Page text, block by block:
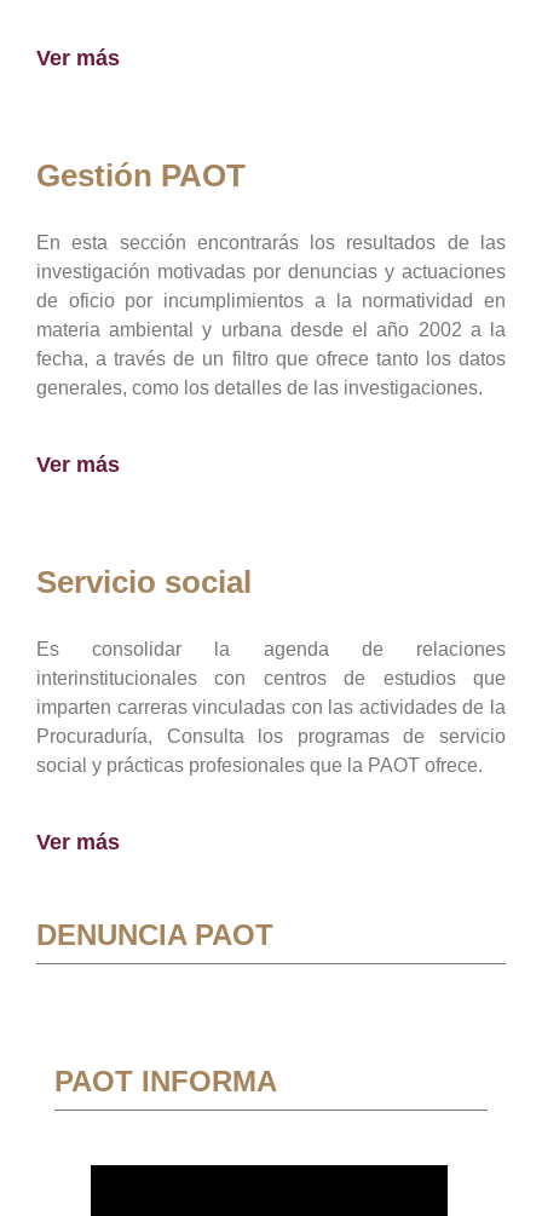
Ver más
Gestión PAOT
En esta sección encontrarás los resultados de las
investigación motivadas por denuncias y actuaciones
de oficio por incumplimientos a la normatividad en
materia ambiental y urbana desde el año 2002 a la
fecha, a través de un filtro que ofrece tanto los datos
generales, como los detalles de las investigaciones.
Ver más
Servicio social
Es consolidar la agenda de relaciones
interinstitucionales con centros de estudios que
imparten carreras vinculadas con las actividades de la
Procuraduría, Consulta los programas de servicio
social y prácticas profesionales que la PAOT ofrece.
Ver más
DENUNCIA PAOT
PAOT INFORMA